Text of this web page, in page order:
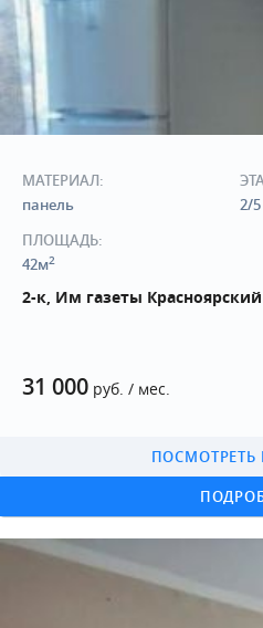
31 000 руб. / мес.
2-к, Им газеты
ПОСМОТРЕТЬ
МАТЕРИАЛ:
панель
2/5
ПЛОЩАДЬ:
42м2